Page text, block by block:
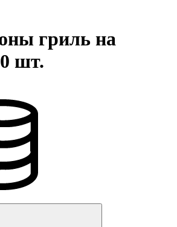
гриль на
шт.